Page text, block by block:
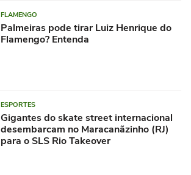
FLAMENGO
Palmeiras pode tirar Luiz Henrique do
Flamengo? Entenda
ESPORTES
Gigantes do skate street internacional
desembarcam no Maracanãzinho (RJ)
para o SLS Rio Takeover